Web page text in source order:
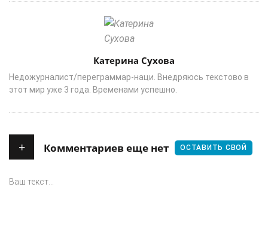
Катерина Сухова
Недожурналист/переграммар-наци. Внедряюсь текстово в
этот мир уже 3 года. Временами успешно.
+ Комментариев еще нет ОСТАВИТЬ СВОЙ